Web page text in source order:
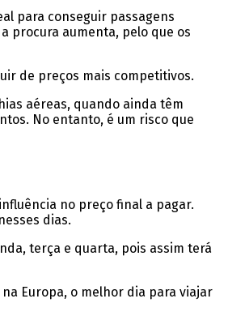
para conseguir passagens
procura aumenta, pelo que os
de preços mais competitivos.
aéreas, quando ainda têm
No entanto, é um risco que
no preço final a pagar.
dias.
terça e quarta, pois assim terá
Europa, o melhor dia para viajar